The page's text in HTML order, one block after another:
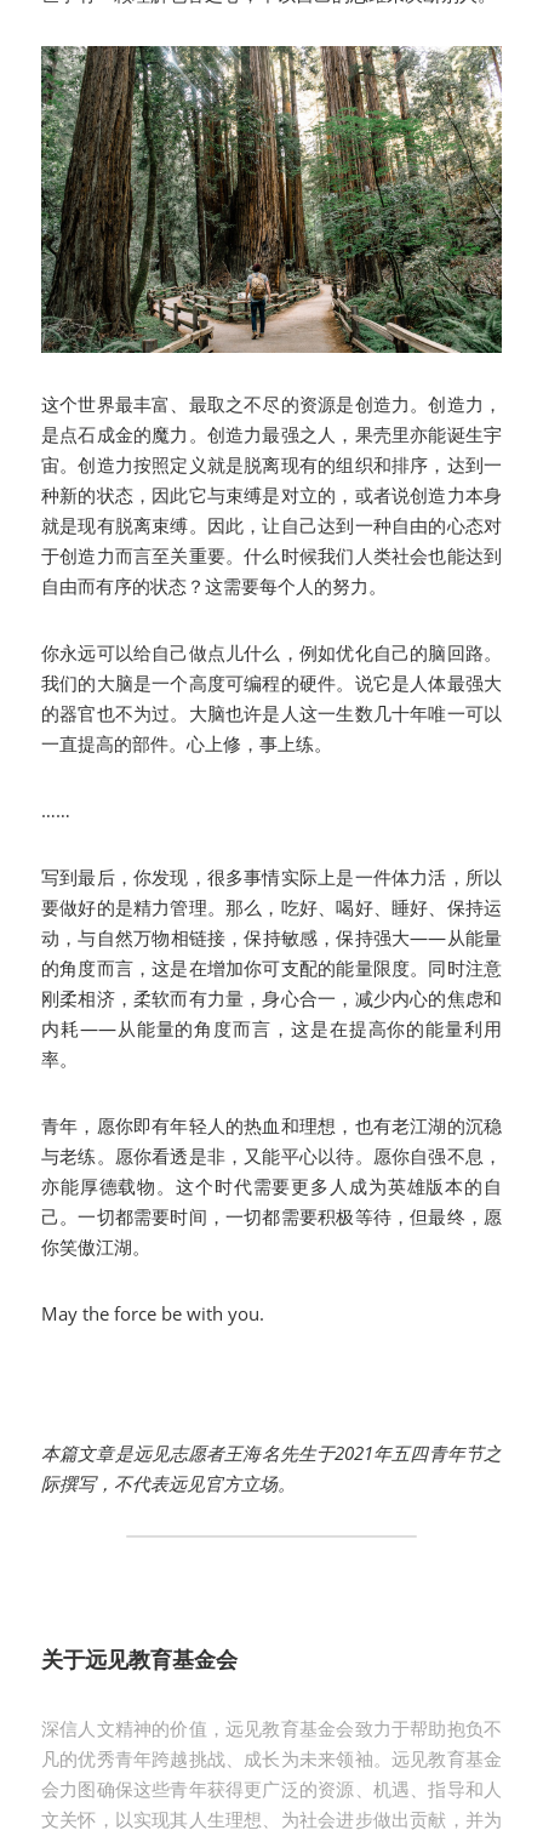
这个世界最丰富、最取之不尽的资源是创造力。创造力，
是点石成金的魔力。创造力最强之人，果壳里亦能诞生宇
宙。创造力按照定义就是脱离现有的组织和排序，达到一
种新的状态，因此它与束缚是对立的，或者说创造力本身
就是现有脱离束缚。因此，让自己达到一种自由的心态对
于创造力而言至关重要。什么时候我们人类社会也能达到
自由而有序的状态？这需要每个人的努力。
你永远可以给自己做点儿什么，例如优化自己的脑回路。
我们的大脑是一个高度可编程的硬件。说它是人体最强大
的器官也不为过。大脑也许是人这一生数几十年唯一可以
一直提高的部件。心上修，事上练。
……
写到最后，你发现，很多事情实际上是一件体力活，所以
要做好的是精力管理。那么，吃好、喝好、睡好、保持运
动，与自然万物相链接，保持敏感，保持强大——从能量
的角度而言，这是在增加你可支配的能量限度。同时注意
刚柔相济，柔软而有力量，身心合一，减少内心的焦虑和
内耗——从能量的角度而言，这是在提高你的能量利用
率。
青年，愿你即有年轻人的热血和理想，也有老江湖的沉稳
与老练。愿你看透是非，又能平心以待。愿你自强不息，
亦能厚德载物。这个时代需要更多人成为英雄版本的自
己。一切都需要时间，一切都需要积极等待，但最终，愿
你笑傲江湖。
May the force be with you.
本篇文章是远见志愿者王海名先生于2021年五四青年节之
际撰写，不代表远见官方立场。
关于远见教育基金会
深信人文精神的价值，远见教育基金会致力于帮助抱负不
凡的优秀青年跨越挑战、成长为未来领袖。远见教育基金
会力图确保这些青年获得更广泛的资源、机遇、指导和人
文关怀，以实现其人生理想、为社会进步做出贡献，并为